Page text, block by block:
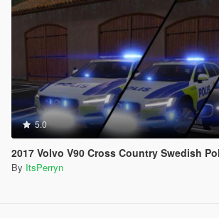
5.0
2017 Volvo V90 Cross Country Swedish Police
By ItsPerryn